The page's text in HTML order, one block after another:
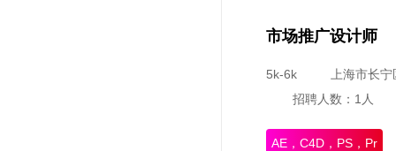
市场推广设计师
5k-6k
上海市长宁
招聘人数：1人
AE，C4D，PS，Pr